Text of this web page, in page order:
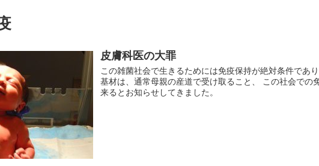
完全克服１１０番 ～訪問相談・サポ
皮膚科医の大罪
この雑菌社会で生きるためには免疫保持が絶対条件であ
基材は、通常母親の産道で受け取ること、 この社会での
来るとお知らせしてきました。